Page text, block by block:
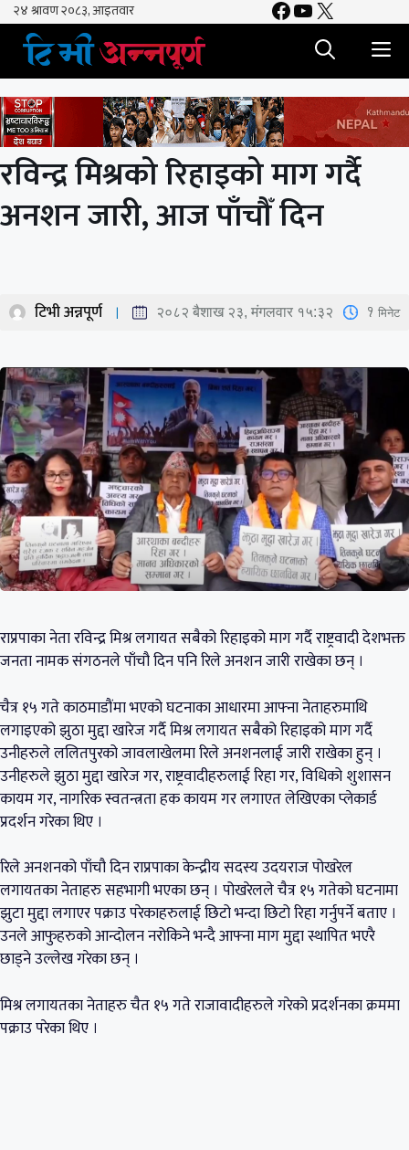
Skip
content
Facebook
YouTube
X
रविन्द्र मिश्रको रिहाइको माग गर्दै
अनशन जारी, आज पाँचौँ दिन
टिभी अन्नपूर्ण २०८२ बैशाख २३, मंगलवार १५:३२ 1 मिनेट
राप्रपाका नेता रविन्द्र मिश्र लगायत सबैको रिहाइको माग गर्दै राष्ट्रवादी देशभक्त
जनता नामक संगठनले पाँचौ दिन पनि रिले अनशन जारी राखेका छन् ।
चैत्र १५ गते काठमाडौंमा भएको घटनाका आधारमा आफ्ना नेताहरुमाथि
लगाइएको झुठा मुद्दा खारेज गर्दै मिश्र लगायत सबैको रिहाइको माग गर्दै
उनीहरुले ललितपुरको जावलाखेलमा रिले अनशनलाई जारी राखेका हुन् ।
उनीहरुले झुठा मुद्दा खारेज गर, राष्ट्रवादीहरुलाई रिहा गर, विधिको शुशासन
कायम गर, नागरिक स्वतन्त्रता हक कायम गर लगाएत लेखिएका प्लेकार्ड
प्रदर्शन गरेका थिए ।
रिले अनशनको पाँचौ दिन राप्रपाका केन्द्रीय सदस्य उदयराज पोखरेल
लगायतका नेताहरु सहभागी भएका छन् । पोखरेलले चैत्र १५ गतेको घटनामा
झुटा मुद्दा लगाएर पक्राउ परेकाहरुलाई छिटो भन्दा छिटो रिहा गर्नुपर्ने बताए ।
उनले आफुहरुको आन्दोलन नरोकिने भन्दै आफ्ना माग मुद्दा स्थापित भएरै
छाड्ने उल्लेख गरेका छन् ।
मिश्र लगायतका नेताहरु चैत १५ गते राजावादीहरुले गरेको प्रदर्शनका क्रममा
पक्राउ परेका थिए ।